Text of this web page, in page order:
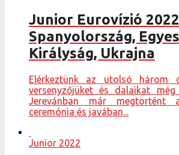
Junior Eurovízió
Spanyolország,
Királyság, Ukrajna
Elérkeztünk az utolsó három
versenyzőjüket és dalaikat
Jerevánban már megtörtént
ceremónia és javában...
Junior 2022